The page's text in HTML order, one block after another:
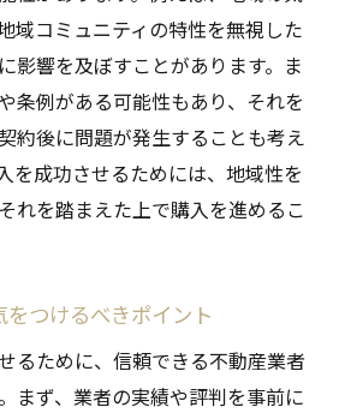
域コミュニティの特性を無視した
影響を及ぼすことがあります。ま
条例がある可能性もあり、それを
約後に問題が発生することも考え
を成功させるためには、地域性を
れを踏まえた上で購入を進めるこ
つけるべきポイント
るために、信頼できる不動産業者
まず、業者の実績や評判を事前に